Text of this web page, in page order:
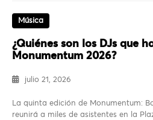
Música
¿Quiénes son los DJs que
Monumentum 2026?
julio 21, 2026
La quinta edición de Monumentum:
reunirá a miles de asistentes en la